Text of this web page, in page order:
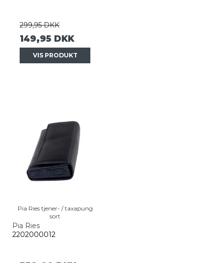
299,95 DKK
149,95 DKK
VIS PRODUKT
Pia Ries tjener- / taxapung
sort
Pia Ries
2202000012